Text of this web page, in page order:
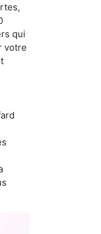
qui
votre